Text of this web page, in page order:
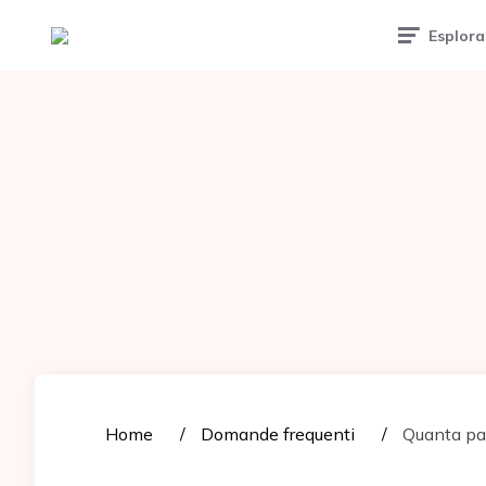
Tattoomuse.it Esplora
Home Domande frequenti Quanta